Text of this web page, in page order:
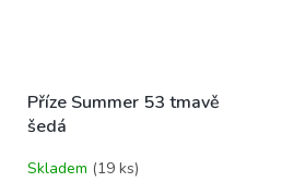
Příze Summer 53 tmavě
šedá
Skladem (19 ks)